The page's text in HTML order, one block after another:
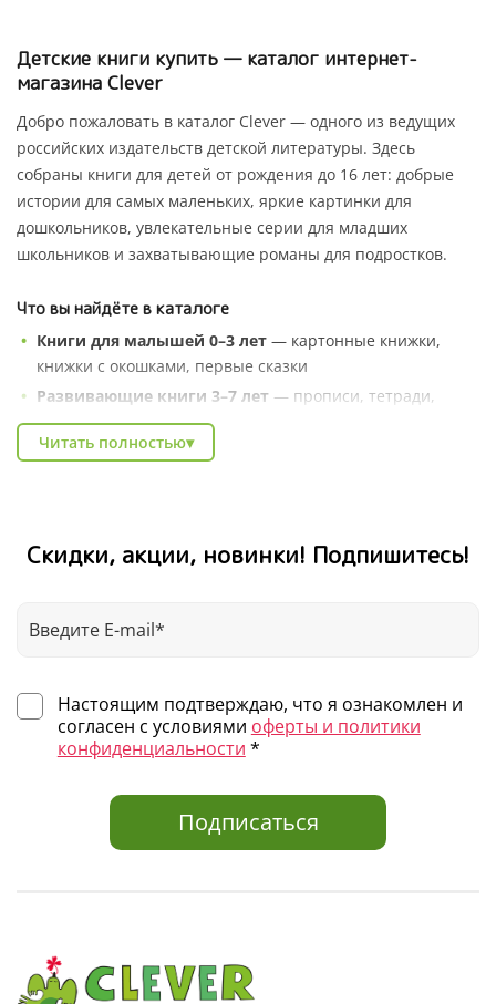
Детские книги купить — каталог интернет-
магазина Clever
Добро пожаловать в каталог Clever — одного из ведущих
российских издательств детской литературы. Здесь
собраны книги для детей от рождения до 16 лет: добрые
истории для самых маленьких, яркие картинки для
дошкольников, увлекательные серии для младших
школьников и захватывающие романы для подростков.
Что вы найдёте в каталоге
Книги для малышей 0–3 лет — картонные книжки,
книжки с окошками, первые сказки
Развивающие книги 3–7 лет — прописи, тетради,
серии «Умные книжки», энциклопедии в сказках
Художественные серии
Книги для школьников— тренажёры, рабочие
В каталоге Clever легко найти подарок на любой случай:
получайте книги для детей с доставкой по всей России.
Читать полностью▾
Скидки, акции, новинки! Подпишитесь!
Настоящим подтверждаю, что я ознакомлен и
согласен с условиями оферты и политики
конфиденциальности *
Подписаться